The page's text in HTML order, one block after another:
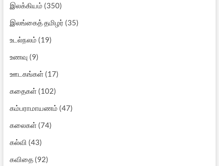
இலக்கியம் (350)
இலங்கைத் தமிழர் (35)
உடல்நலம் (19)
உணவு (9)
ஊடகங்கள்(17)
கதைகள்(102)
கம்பராமாயணம் (47)
கலைகள்(74)
கல்வி (43)
கவிதை(92)